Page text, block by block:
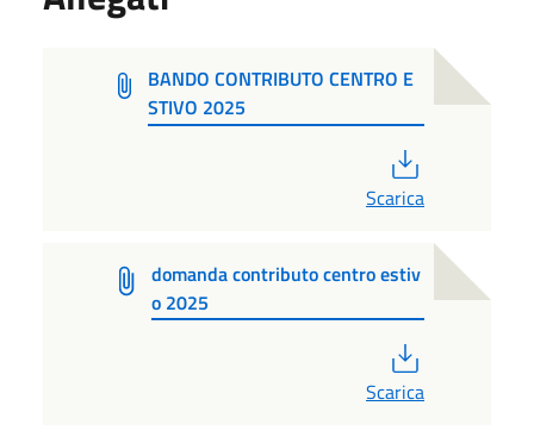
BANDO CONTRIBUTO CENTRO E
STIVO 2025
Scarica
domanda contributo centro estiv
o 2025
Scarica